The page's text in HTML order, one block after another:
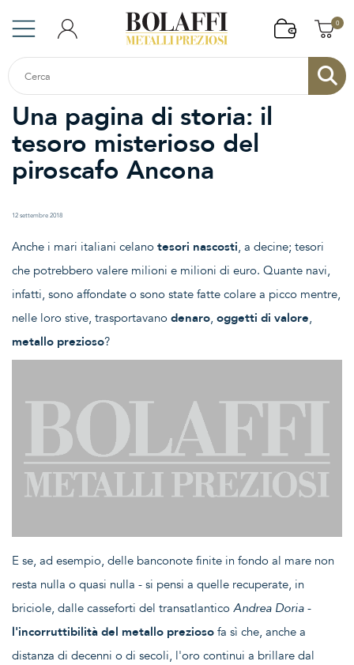
0
Una pagina di storia: il
tesoro misterioso del
piroscafo Ancona
12 settembre 2018
Anche i mari italiani celano tesori nascosti, a decine; tesori
che potrebbero valere milioni e milioni di euro. Quante navi,
infatti, sono affondate o sono state fatte colare a picco mentre,
nelle loro stive, trasportavano denaro, oggetti di valore,
metallo prezioso?
E se, ad esempio, delle banconote finite in fondo al mare non
resta nulla o quasi nulla - si pensi a quelle recuperate, in
briciole, dalle casseforti del transatlantico Andrea Doria -
l'incorruttibilità del metallo prezioso fa sì che, anche a
distanza di decenni o di secoli, l'oro continui a brillare dal